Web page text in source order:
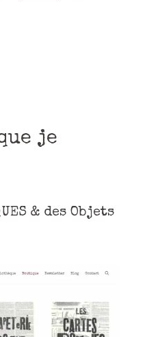
je
& des Objets